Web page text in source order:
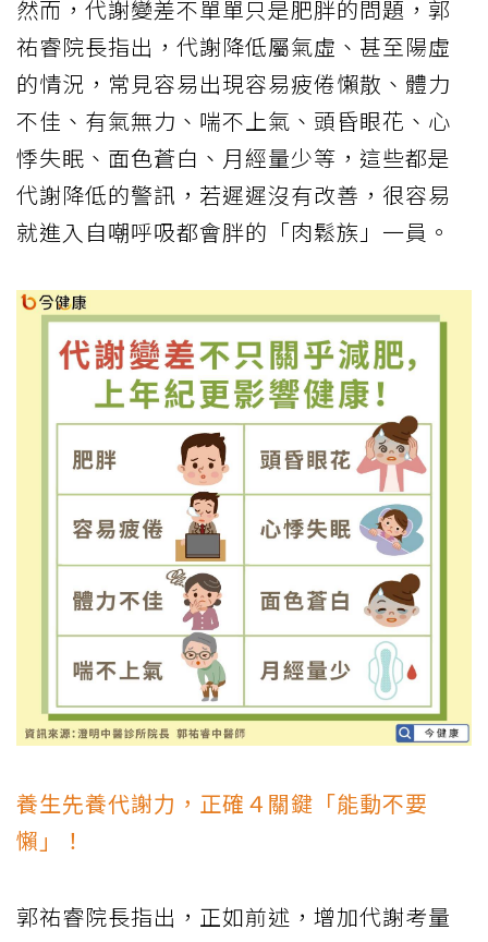
然而，代謝變差不單單只是肥胖的問題，郭
祐睿院長指出，代謝降低屬氣虛、甚至陽虛
的情況，常見容易出現容易疲倦懶散、體力
不佳、有氣無力、喘不上氣、頭昏眼花、心
悸失眠、面色蒼白、月經量少等，這些都是
代謝降低的警訊，若遲遲沒有改善，很容易
就進入自嘲呼吸都會胖的「肉鬆族」一員。
養生先養代謝力，正確４關鍵「能動不要
懶」！
郭祐睿院長指出，正如前述，增加代謝考量